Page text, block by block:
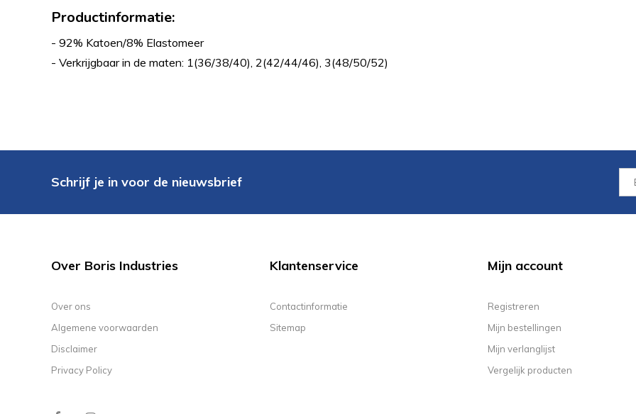
Productinformatie:
- 92% Katoen/8% Elastomeer
- Verkrijgbaar in de maten: 1(36/38/40), 2(42/44/46), 3(48/50/52)
Schrijf je in voor de nieuwsbrief
Over Boris Industries
Over ons
Algemene voorwaarden
Disclaimer
Privacy Policy
Klantenservice
Contactinformatie
Sitemap
Mijn account
Registreren
Mijn bestellingen
Mijn verlanglijst
Vergelijk producten